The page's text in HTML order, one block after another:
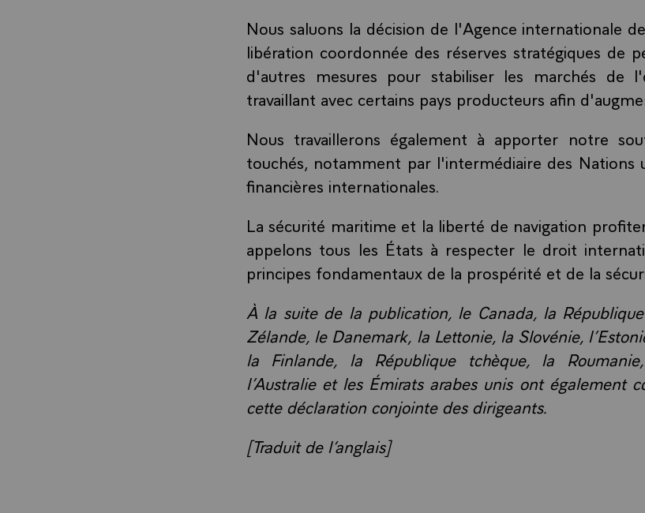
Nous saluons la décision de l'Agence internationale
libération coordonnée des réserves stratégiques de
d'autres mesures pour stabiliser les marchés de
travaillant avec certains pays producteurs afin
Nous travaillerons également à apporter notre
touchés, notamment par l'intermédiaire des Nations
financières internationales.
La sécurité maritime et la liberté de navigation
appelons tous les États à respecter le droit
principes fondamentaux de la prospérité et de la
À la suite de la publication, le Canada, la
Zélande, le Danemark, la Lettonie, la Slovénie,
la Finlande, la République tchèque, la
l’Australie et les Émirats arabes unis ont également
cette déclaration conjointe des dirigeants.
[Traduit de l’anglais]